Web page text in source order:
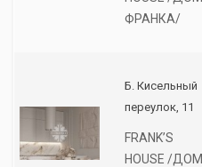
ФРАНКА/
Б. Кисельный
переулок, 11
FRANK’S
HOUSE /ДОМ